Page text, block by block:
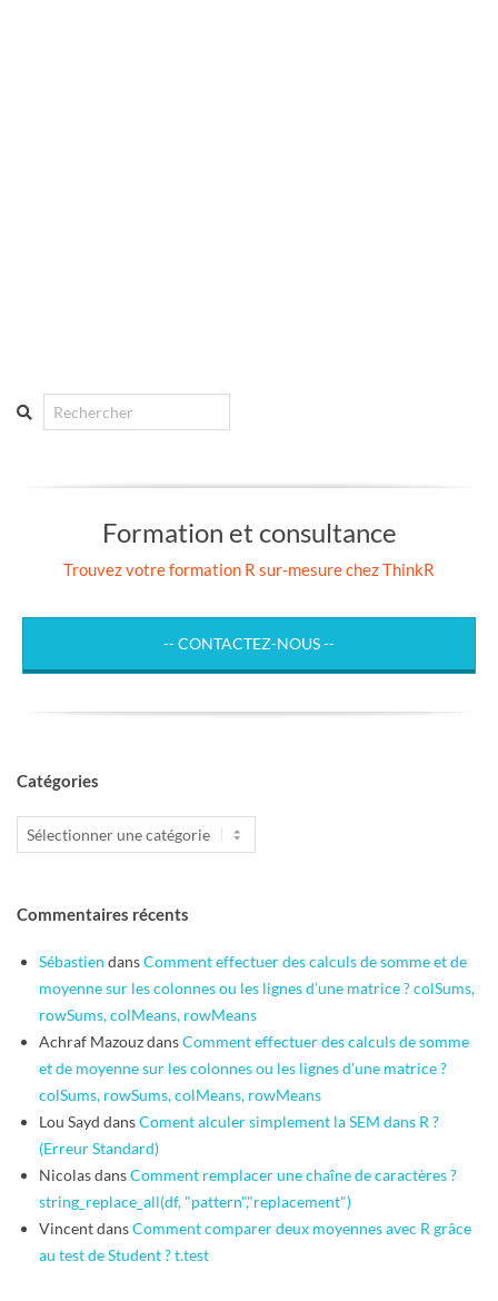
Search
Formation et consultance
Trouvez votre formation R sur-mesure chez ThinkR
-- CONTACTEZ-NOUS --
Catégories
Catégories
Commentaires récents
Sébastien dansComment effectuer des calculs de somme et de
moyenne sur les colonnes ou les lignes d’une matrice ? colSums,
rowSums, colMeans, rowMeans
Achraf MazouzdansComment effectuer des calculs de somme
et de moyenne sur les colonnes ou les lignes d’une matrice ?
colSums, rowSums, colMeans, rowMeans
Lou Sayd dansComent alculer simplement la SEM dans R ?
(Erreur Standard)
NicolasdansComment remplacer une chaîne de caractères ?
string_replace_all(df, "pattern","replacement")
VincentdansComment comparer deux moyennes avec R grâce
au test de Student ? t.test